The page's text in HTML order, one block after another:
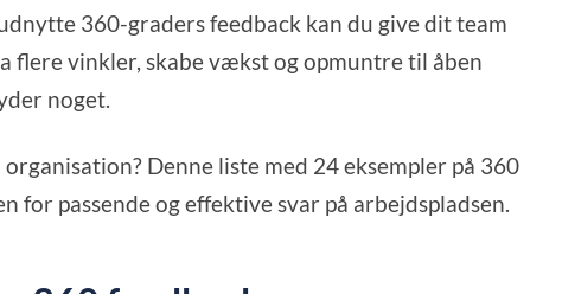
360-graders feedback kan du give dit team
flere vinkler, skabe vækst og opmuntre til åben
noget.
Denne liste med 24 eksempler på 360
passende og effektive svar på arbejdspladsen.